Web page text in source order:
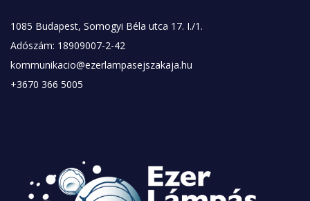
1085 Budapest, Somogyi Béla utca 17. I./1.
Adószám: 18909007-2-42
kommunikacio@ezerlampasejszakaja.hu
+3670 366 5005